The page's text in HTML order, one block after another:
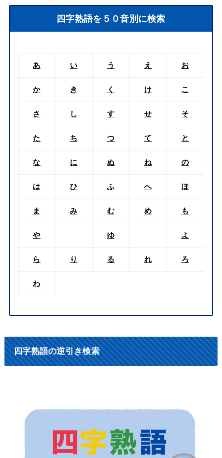
四字熟語を５０音別に検索
あ い う え お
か き く け こ
さ し す せ そ
た ち つ て と
な に ぬ ね の
は ひ ふ へ ほ
ま み む め も
や ゆ よ
ら り る れ ろ
わ
四字熟語の逆引き検索